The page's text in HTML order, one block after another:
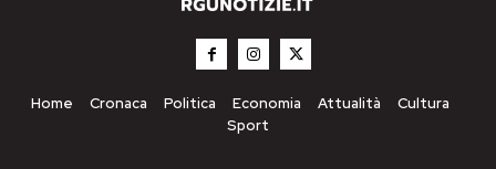
Home Cronaca Politica Economia Attualità
Cultura
Sport